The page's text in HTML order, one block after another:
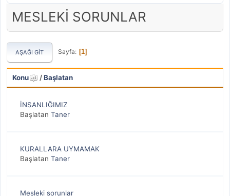
MESLEKİ SORUNLAR
AŞAĞI GIT Sayfa 1
Konu /Başlatan
İNSANLIĞIMIZ
Başlatan Taner
KURALLARA UYMAMAK
Başlatan Taner
Mesleki sorunlar